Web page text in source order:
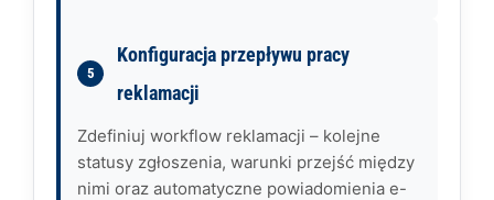
Konfiguracja przepływu pracy
reklamacji
Zdefiniuj workflow reklamacji – kolejne
statusy zgłoszenia, warunki przejść między
nimi oraz automatyczne powiadomienia e-